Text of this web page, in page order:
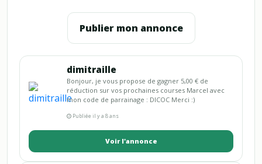
Publier mon annonce
dimitraille
Bonjour, je vous propose de gagner 5,00 € de
réduction sur vos prochaines courses Marcel avec
mon code de parrainage : DICOC Merci :)
Publiée il y a 8 ans
Voir l'annonce